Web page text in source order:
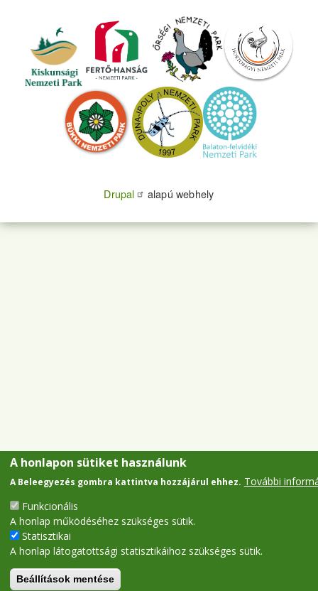
Drupal alapú webhely
A honlapon sütiket használunk
A Beleegyezés gombra kattintva hozzájárul ehhez. További
Funkcionális
A honlap működéséhez szükséges sütik.
Statisztikai
A honlap látogatottsági statisztikáihoz szükséges sütik.
Beállítások mentése